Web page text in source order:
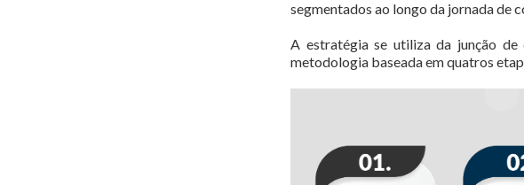
segmentados ao longo da jornada de
A estratégia se utiliza da junção
metodologia baseada em quatros